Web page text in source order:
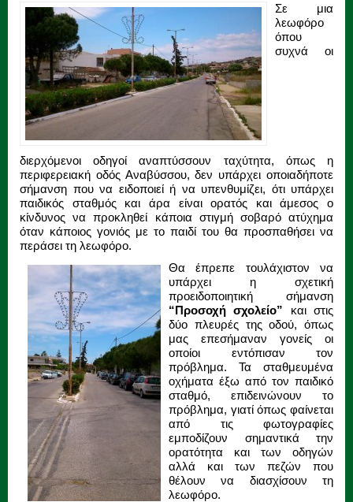
Σε μια
λεωφόρο
όπου
συχνά οι
διερχόμενοι οδηγοί αναπτύσσουν ταχύτητα, όπως η
περιφερειακή οδός Αναβύσσου, δεν υπάρχει οποιαδήποτε
σήμανση που να ειδοποιεί ή να υπενθυμίζει, ότι υπάρχει
παιδικός σταθμός και άρα είναι ορατός και άμεσος ο
κίνδυνος να προκληθεί κάποια στιγμή σοβαρό ατύχημα
όταν κάποιος γονιός με το παιδί του θα προσπαθήσει να
περάσει τη λεωφόρο.
Θα έπρεπε τουλάχιστον να
υπάρχει η σχετική
προειδοποιητική σήμανση
“Προσοχή σχολείο” και στις
δύο πλευρές της οδού, όπως
μας επεσήμαναν γονείς οι
οποίοι εντόπισαν τον
πρόβλημα. Τα σταθμευμένα
οχήματα έξω από τον παιδικό
σταθμό, επιδεινώνουν το
πρόβλημα, γιατί όπως φαίνεται
από τις φωτογραφίες
εμποδίζουν σημαντικά την
ορατότητα και των οδηγών
αλλά και των πεζών που
θέλουν να διασχίσουν τη
λεωφόρο.